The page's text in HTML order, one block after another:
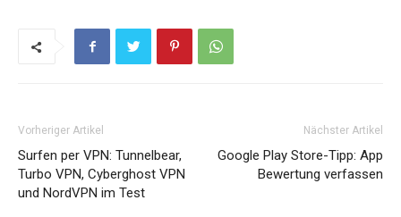
Vorheriger Artikel
Surfen per VPN: Tunnelbear,
Turbo VPN, Cyberghost VPN
und NordVPN im Test
Nächster Artikel
Google Play Store-Tipp: App
Bewertung verfassen